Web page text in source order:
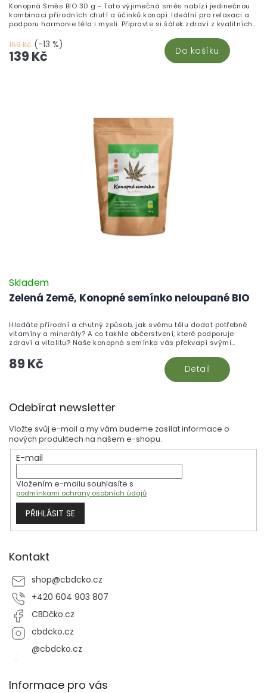
159 Kč (-13 %)
139 Kč Do košíku
Konopná Směs BIO 30 g - Tato výjimečná směs nabízí jedinečnou
kombinaci přírodních chutí a účinků konopí. Ideální pro relaxaci a
podporu harmonie těla i mysli. Připravte si šálek zdraví z kvalitních
surovin, který ocení každý milovník čajů.
Zelená Země, Konopné semínko neloupané BIO
Skladem
89 Kč Detail
Hledáte přírodní a chutný způsob, jak svému tělu dodat potřebné
vitamíny a minerály? A co takhle občerstvení, které podporuje
zdraví a vitalitu? Naše konopná semínka vás překvapí svými
významnými benefity a skvělou chutí!
Odebírat newsletter
Vložte svůj e-mail a my vám budeme zasílat informace o
nových produktech na našem e-shopu.
E-mail
Vložením e-mailu souhlasíte s
podmínkami ochrany osobních údajů
PŘIHLÁSIT SE
Kontakt
shop@cbdcko.cz
+420 604 903 807
CBDčko.cz
cbdcko.cz
@cbdcko.cz
Informace pro vás